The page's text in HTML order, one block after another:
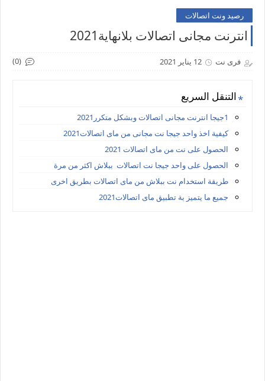
رصيد ونت اتصالات
انترنت مجانى اتصالات بلانهاية2021
فرى نت 12 يناير 2021 (0)
التنقل السريع
1جيجا انترنت مجانى اتصالات وبشكل متكرر2021
كيفية اخذ واحد جيجا نت مجانى من ماى اتصالات2021
الحصول على نت من ماى اتصالات 2021
الحصول على واحد جيجا نت اتصالات ببلاش اكثر من مرة
طريقة استخدام نت ببلاش من ماى اتصالات بطريق اخرى
جميع ما يتميز بة تطبيق ماى اتصالات2021